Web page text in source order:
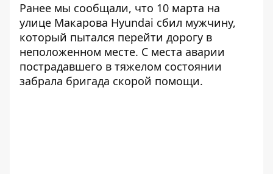
Ранее мы сообщали, что 10 марта на
улице Макарова Hyundai сбил мужчину,
который пытался перейти дорогу в
неположенном месте. С места аварии
пострадавшего в тяжелом состоянии
забрала бригада скорой помощи.